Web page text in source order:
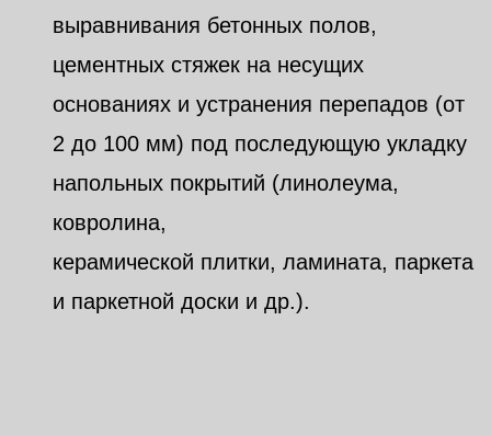
выравнивания бетонных полов,
цементных стяжек на несущих
основаниях и устранения перепадов (от
2 до 100 мм) под последующую укладку
напольных покрытий (линолеума,
ковролина,
керамической плитки, ламината, паркета
и паркетной доски и др.).